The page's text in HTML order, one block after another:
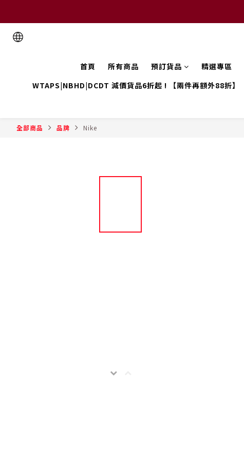
首頁 所有商品 預訂貨品 精選專區
WTAPS|NBHD|DCDT 減價貨品6折起 ! 【兩件再額外88折】
全部商品 品牌 Nike